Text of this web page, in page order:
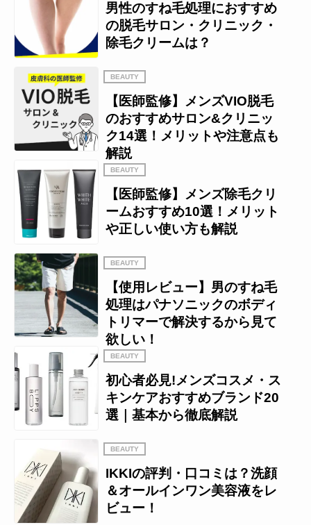
男性のすね毛処理におすすめ
の脱毛サロン・クリニック・
除毛クリームは？
BEAUTY
【医師監修】メンズVIO脱毛
のおすすめサロン&クリニッ
ク14選！メリットや注意点も
解説
BEAUTY
【医師監修】メンズ除毛クリ
ームおすすめ10選！メリット
や正しい使い方も解説
BEAUTY
【使用レビュー】男のすね毛
処理はパナソニックのボディ
トリマーで解決するから見て
欲しい！
BEAUTY
初心者必見!メンズコスメ・ス
キンケアおすすめブランド20
選｜基本から徹底解説
BEAUTY
IKKIの評判・口コミは？洗顔
＆オールインワン美容液をレ
ビュー！